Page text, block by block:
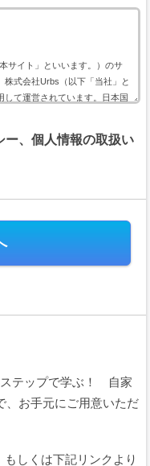
サイト」といいます。）のサ
株式会社Urbs（以下「当社」と
して運営されています。日本国
。）に基づいて提供されま
ユーザー（以下「ユーザー」
ます。
員及びユーザーは、本サー
ビス利用に関するルール
約外における本サービスの
ー、個人情報の取扱い
テップで学ぶ！ 自家
、お手元にご用意いただ
しくは下記リンクより